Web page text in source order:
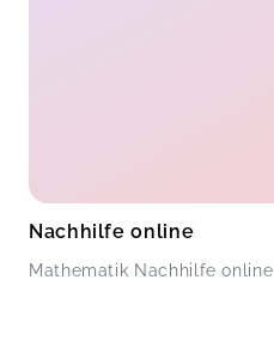
Nachhilfe online
Mathematik Nachhilfe online